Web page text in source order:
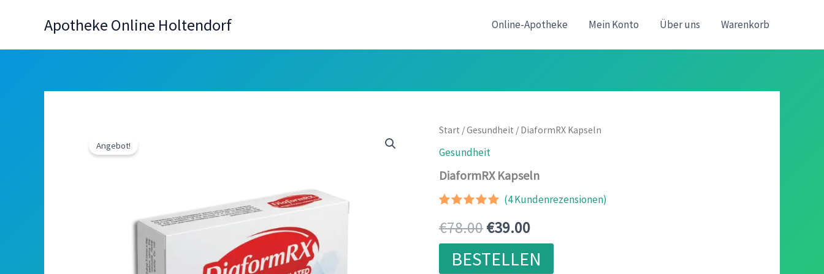
Apotheke Online Holtendorf Online-Apotheke Mein Konto Über uns Warenkorb
Angebot!
Start /Gesundheit / DiaformRX Kapseln
Gesundheit
DiaformRX Kapseln
mit5.00
von 5,
basierend
auf
Kundenbewertungen
(4Kundenrezensionen)
€78.00Ursprünglicher
Preis
€39.00Aktueller
Preis
BESTELLEN